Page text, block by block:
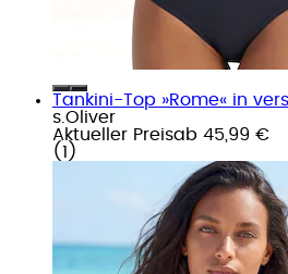
Tankini-Top »Rome« in
s.Oliver
Aktueller Preisab 45,99 €
( 1 )